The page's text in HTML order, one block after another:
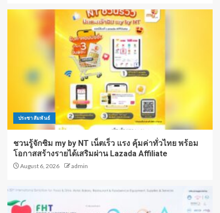
ประชาสัมพันธ์
ชวนรู้จักซิม my by NT เน็ตเร็ว แรง คุ้มค่าทั่วไทย พร้อม
โอกาสสร้างรายได้เสริมผ่าน Lazada Affiliate
August 6, 2026 admin